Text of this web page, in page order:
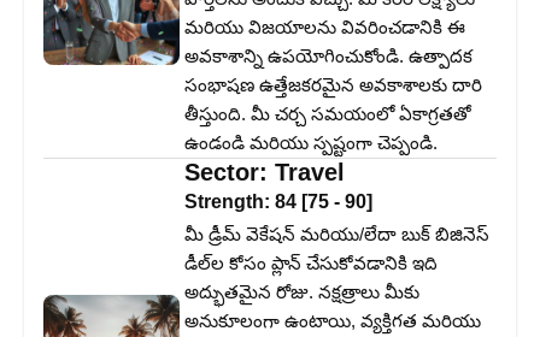
మరియు విజయాలను వివరించడానికి ఈ
అవకాశాన్ని ఉపయోగించుకోండి. ఉత్పాదక
సంభాషణ ఉత్తేజకరమైన అవకాశాలకు దారి
తీస్తుంది. మీ చర్చ సమయంలో ఏకాగ్రతతో
ఉండండి మరియు స్పష్టంగా చెప్పండి.
Sector: Travel
Strength: 84 [75 - 90]
మీ డ్రీమ్ వెకేషన్ మరియు/లేదా బుక్ బిజినెస్
డీల్‌ల కోసం ప్లాన్ చేసుకోవడానికి ఇది
అద్భుతమైన రోజు. నక్షత్రాలు మీకు
అనుకూలంగా ఉంటాయి, వ్యక్తిగత మరియు